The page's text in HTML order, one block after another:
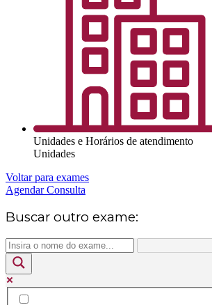
Unidades e Horários de atendimento
Unidades
Voltar para exames
Agendar Consulta
Buscar outro exame: